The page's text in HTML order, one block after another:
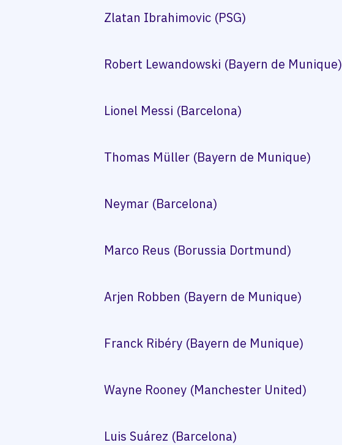
Zlatan Ibrahimovic (PSG)
Robert Lewandowski (Bayern de Munique)
Lionel Messi (Barcelona)
Thomas Müller (Bayern de Munique)
Neymar (Barcelona)
Marco Reus (Borussia Dortmund)
Arjen Robben (Bayern de Munique)
Franck Ribéry (Bayern de Munique)
Wayne Rooney (Manchester United)
Luis Suárez (Barcelona)